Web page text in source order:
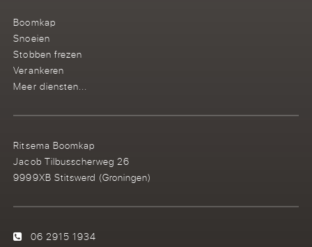
Boomkap
Snoeien
Stobben frezen
Verankeren
Meer diensten...
Ritsema Boomkap
Jacob Tilbusscherweg 26
9999XB Stitswerd (Groningen)
06 2915 1934